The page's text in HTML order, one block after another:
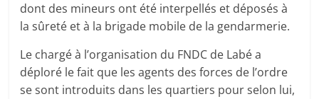
dont des mineurs ont été interpellés et déposés à
la sûreté et à la brigade mobile de la gendarmerie.
Le chargé à l’organisation du FNDC de Labé a
déploré le fait que les agents des forces de l’ordre
se sont introduits dans les quartiers pour selon lui,